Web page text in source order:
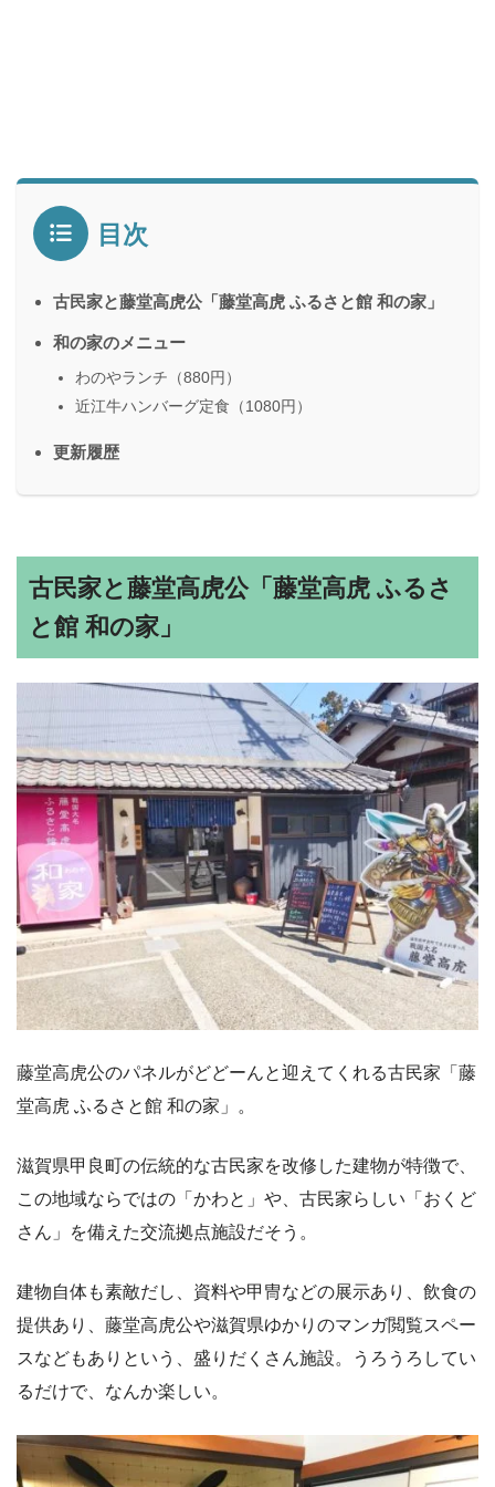
目次
古民家と藤堂高虎公「藤堂高虎 ふるさと館 和の家」
和の家のメニュー
わのやランチ（880円）
近江牛ハンバーグ定食（1080円）
更新履歴
古民家と藤堂高虎公「藤堂高虎 ふるさ
と館 和の家」
藤堂高虎公のパネルがどどーんと迎えてくれる古民家「藤
堂高虎 ふるさと館 和の家」。
滋賀県甲良町の伝統的な古民家を改修した建物が特徴で、
この地域ならではの「かわと」や、古民家らしい「おくど
さん」を備えた交流拠点施設だそう。
建物自体も素敵だし、資料や甲冑などの展示あり、飲食の
提供あり、藤堂高虎公や滋賀県ゆかりのマンガ閲覧スペー
スなどもありという、盛りだくさん施設。うろうろしてい
るだけで、なんか楽しい。